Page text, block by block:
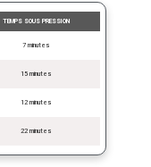
TEMPS SOUS PRESSION
7 minutes
15 minutes
12 minutes
22 minutes